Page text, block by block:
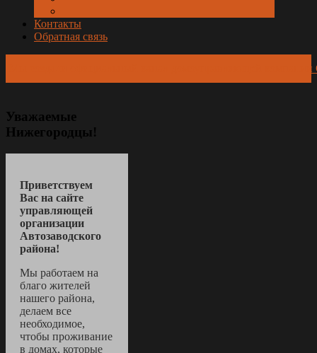
Контакты
Обратная связь
Мы создали официальный канал домоуправляющей
Уважаемые
Нижегородцы!
Приветствуем
Вас на сайте
управляющей
организации
Автозаводского
района!
Мы работаем на
благо жителей
нашего района,
делаем все
необходимое,
чтобы проживание
в домах, которые